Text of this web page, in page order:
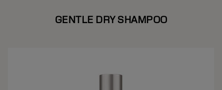
GENTLE DRY SHAMPOO